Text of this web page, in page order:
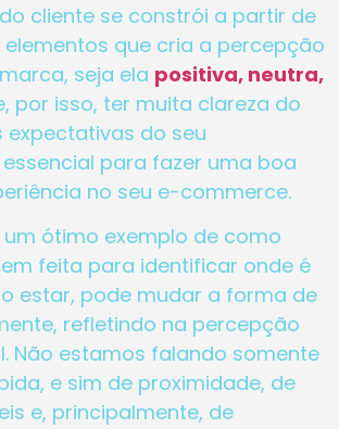
cliente se constrói a partir de
que cria a percepção
seja ela positiva, neutra,
por isso, ter muita clareza do
expectativas do seu
para fazer uma boa
no seu e-commerce.
ótimo exemplo de como
feita para identificar onde é
estar, pode mudar a forma de
refletindo na percepção
Não estamos falando somente
e sim de proximidade, de
e, principalmente, de